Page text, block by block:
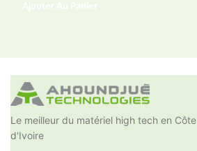
Le meilleur du matériel high tech en Côte
d'Ivoire